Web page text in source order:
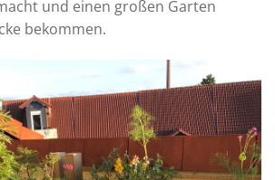
und einen großen Garten
bekommen.